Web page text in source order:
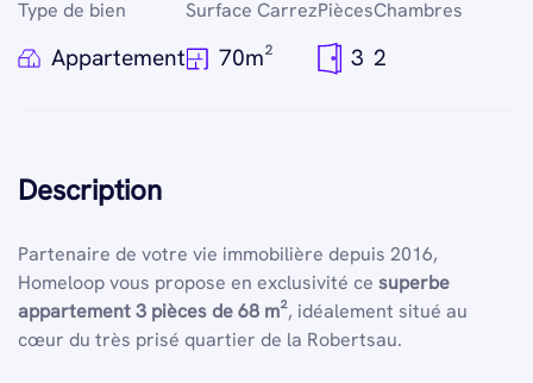
Type de bien
Appartement
Surface Carrez
70m²
Pièces
3
Chambres
2
Description
Partenaire de votre vie immobilière depuis 2016,
Homeloop vous propose en exclusivité ce superbe
appartement 3 pièces de 68 m², idéalement situé au
cœur du très prisé quartier de la Robertsau.